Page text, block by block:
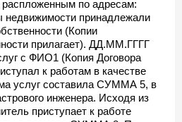
по адресам:
принадлежали
(Копии
прилагает). ДД.ММ.ГГГГ
с ФИО1 (Копия Договора
к работам в качестве
услуг составила СУММА 5, в
инженера. Исходя из
приступает к работе